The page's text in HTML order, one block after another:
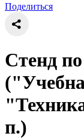
Поделиться
Стенд
п.)